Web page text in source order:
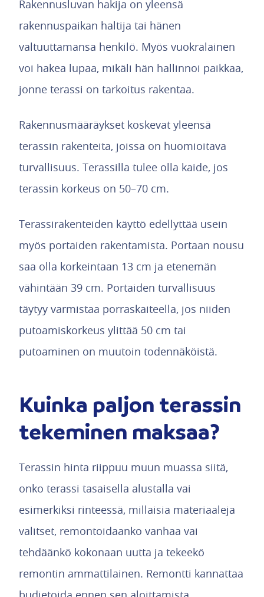
Rakennusluvan hakija on yleensä
rakennuspaikan haltija tai hänen
valtuuttamansa henkilö. Myös vuokralainen
voi hakea lupaa, mikäli hän hallinnoi paikkaa,
jonne terassi on tarkoitus rakentaa.
Rakennusmääräykset koskevat yleensä
terassin rakenteita, joissa on huomioitava
turvallisuus. Terassilla tulee olla kaide, jos
terassin korkeus on 50–70 cm.
Terassirakenteiden käyttö edellyttää usein
myös portaiden rakentamista. Portaan nousu
saa olla korkeintaan 13 cm ja etenemän
vähintään 39 cm. Portaiden turvallisuus
täytyy varmistaa porraskaiteella, jos niiden
putoamiskorkeus ylittää 50 cm tai
putoaminen on muutoin todennäköistä.
Kuinka paljon terassin
tekeminen maksaa?
Terassin hinta riippuu muun muassa siitä,
onko terassi tasaisella alustalla vai
esimerkiksi rinteessä, millaisia materiaaleja
valitset, remontoidaanko vanhaa vai
tehdäänkö kokonaan uutta ja tekeekö
remontin ammattilainen. Remontti kannattaa